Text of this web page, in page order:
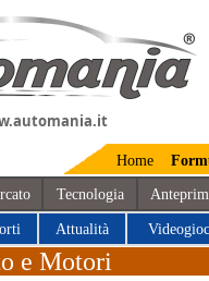
Home
Tecnologia
Attualità
e Motori